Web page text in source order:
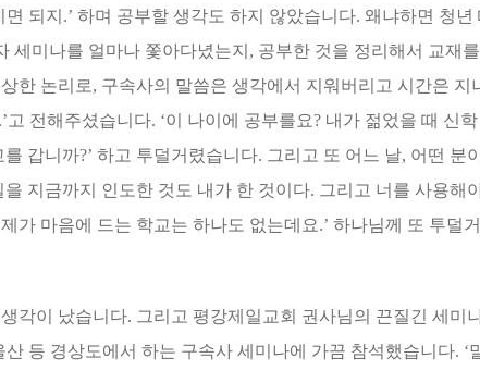
되지.’ 하며 공부할 생각도 하지 않았습니다. 왜냐하면 청
세미나를 얼마나 쫓아다녔는지, 공부한 것을 정리해서 교재
한 논리로, 구속사의 말씀은 생각에서 지워버리고 시간은 지
전해주셨습니다. ‘이 나이에 공부를요? 내가 젊었을 때 신
갑니까?’ 하고 투덜거렸습니다. 그리고 또 어느 날, 어떤 분
지금까지 인도한 것도 내가 한 것이다. 그리고 너를 사용해
가 마음에 드는 학교는 하나도 없는데요.’ 하나님께 또 투덜
각이 났습니다. 그리고 평강제일교회 권사님의 끈질긴 세미
등 경상도에서 하는 구속사 세미나에 가끔 참석했습니다. ‘